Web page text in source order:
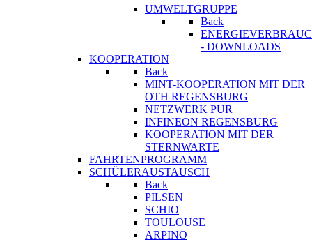
UMWELTGRUPPE
Back
- DOWNLOADS
KOOPERATION
Back
MINT-KOOPERATION MIT DER
OTH REGENSBURG
NETZWERK PUR
INFINEON REGENSBURG
KOOPERATION MIT DER
STERNWARTE
FAHRTENPROGRAMM
SCHÜLERAUSTAUSCH
Back
PILSEN
SCHIO
TOULOUSE
ARPINO